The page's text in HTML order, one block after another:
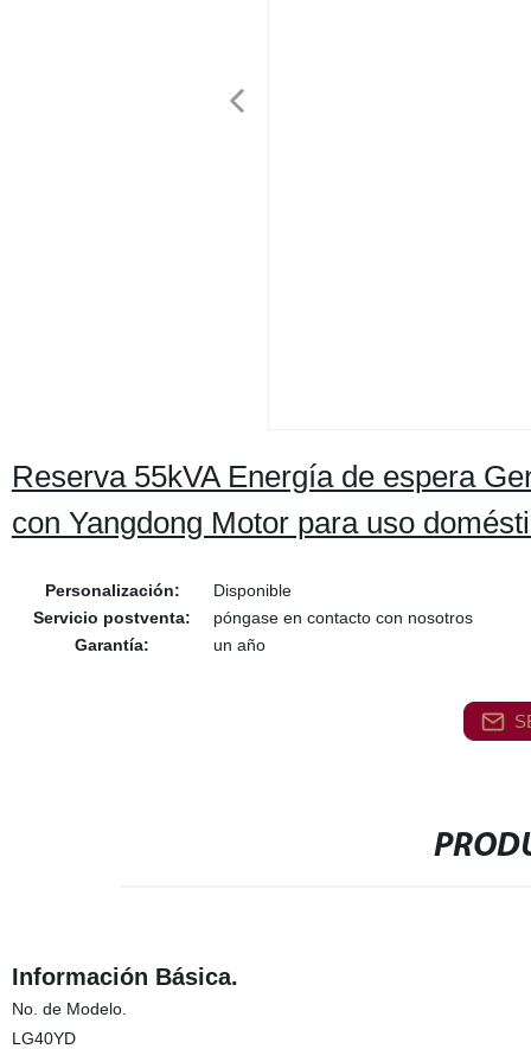
Reserva 55kVA Energía de espera
con Yangdong Motor para uso
Personalización:
Disponible
Servicio postventa:
póngase en contacto con nosotros
Garantía:
un año
Información Básica.
No. de Modelo.
LG40YD